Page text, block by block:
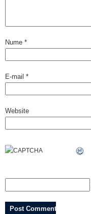
Nume *
E-mail *
Website